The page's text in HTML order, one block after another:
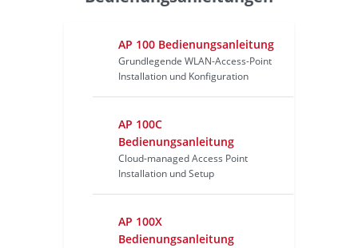
AP 100 Bedienungsanleitung
Grundlegende WLAN-Access-Point
Installation und Konfiguration
AP 100C
Bedienungsanleitung
Cloud-managed Access Point
Installation und Setup
AP 100X
Bedienungsanleitung